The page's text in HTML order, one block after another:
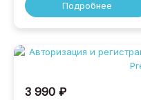
Подробнее
3 990 ₽